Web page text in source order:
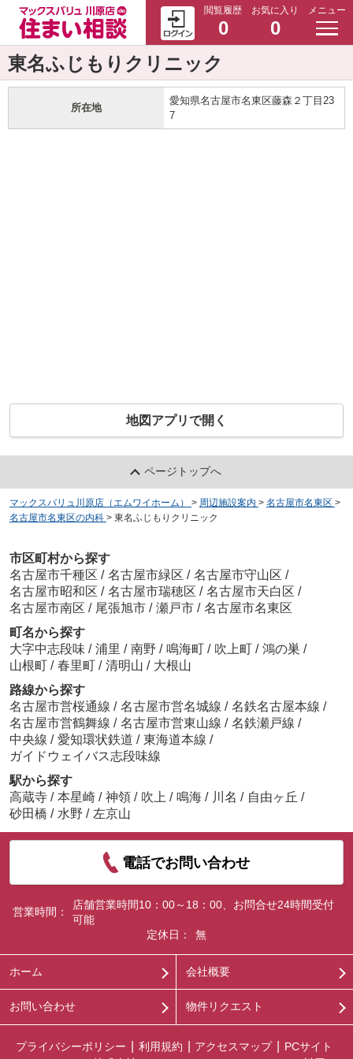
閲覧履歴
0
お気に入り
0
メニュー
東名ふじもりクリニック
所在地
愛知県名古屋市名東区藤森２丁目23
7
地図アプリで開く
ページトップへ
マックスバリュ川原店（エムワイホーム） > 周辺施設案内 > 名古屋市名東区 >
名古屋市名東区の内科 > 東名ふじもりクリニック
市区町村から探す
名古屋市千種区 / 名古屋市緑区 / 名古屋市守山区 /
名古屋市昭和区 / 名古屋市瑞穂区 / 名古屋市天白区 /
名古屋市南区 / 尾張旭市 / 瀬戸市 / 名古屋市名東区
町名から探す
大字中志段味 / 浦里 / 南野 / 鳴海町 / 吹上町 / 鴻の巣 /
山根町 / 春里町 / 清明山 / 大根山
路線から探す
名古屋市営桜通線 / 名古屋市営名城線 / 名鉄名古屋本線 /
名古屋市営鶴舞線 / 名古屋市営東山線 / 名鉄瀬戸線 /
中央線 / 愛知環状鉄道 / 東海道本線 /
ガイドウェイバス志段味線
駅から探す
高蔵寺 / 本星崎 / 神領 / 吹上 / 鳴海 / 川名 / 自由ヶ丘 /
砂田橋 / 水野 / 左京山
電話でお問い合わせ
営業時間：
店舗営業時間10：00～18：00、お問合せ24時間受付
可能
定休日：
無
ホーム 会社概要
お問い合わせ 物件リクエスト
プライバシーポリシー 利用規約 アクセスマップ
PCサイト